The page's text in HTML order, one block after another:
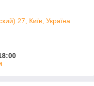
27, Київ, Україна